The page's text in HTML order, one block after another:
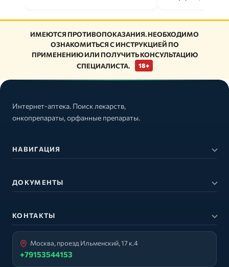
ИМЕЮТСЯ ПРОТИВОПОКАЗАНИЯ. НЕОБХОДИМО
ОЗНАКОМИТЬСЯ С ИНСТРУКЦИЕЙ ПО
ПРИМЕНЕНИЮ ИЛИ ПОЛУЧИТЬ КОНСУЛЬТАЦИЮ
СПЕЦИАЛИСТА.
18+
Интернет-аптека. Поиск лекарств,
онкопрепараты, орфанные препараты.
НАВИГАЦИЯ
ДОКУМЕНТЫ
КОНТАКТЫ
Москва, проезд Ильменский, 17 к.4
+79153544153